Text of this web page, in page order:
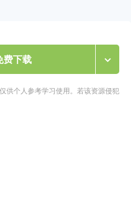
费下载
供个人参考学习使用。若该资源侵犯